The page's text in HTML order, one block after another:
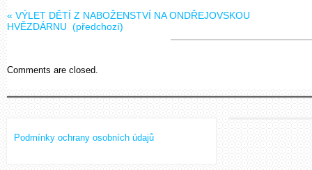
« VÝLET DĚTÍ Z NABOŽENSTVÍ NA ONDŘEJOVSKOU
HVĚZDÁRNU (předchozí)
Comments are closed.
Podmínky ochrany osobních údajů